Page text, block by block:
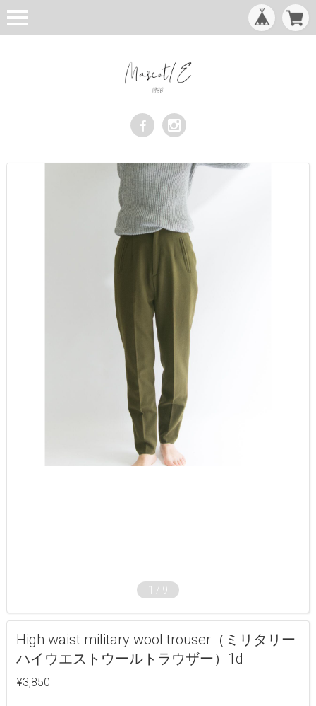
1 / 9
High waist military wool trouser（ミリタリー
ハイウエストウールトラウザー）1d
¥3,850